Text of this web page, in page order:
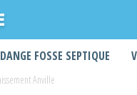
FOSSE SEPTIQUE
Anville